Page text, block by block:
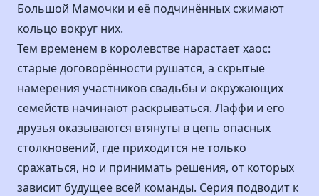
Большой Мамочки и её подчинённых сжимают
кольцо вокруг них.
Тем временем в королевстве нарастает хаос:
старые договорённости рушатся, а скрытые
намерения участников свадьбы и окружающих
семейств начинают раскрываться. Лаффи и его
друзья оказываются втянуты в цепь опасных
столкновений, где приходится не только
сражаться, но и принимать решения, от которых
зависит будущее всей команды. Серия подводит к